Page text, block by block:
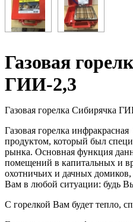
Газовая
ГИИ-2,3
Газовая горелка Сибирячка
Газовая горелка
продуктом, который был
рынка. Основная функция
помещений в капитальных и
охотничьих и дачных
Вам в любой ситуации: будь
С горелкой Вам будет тепло,